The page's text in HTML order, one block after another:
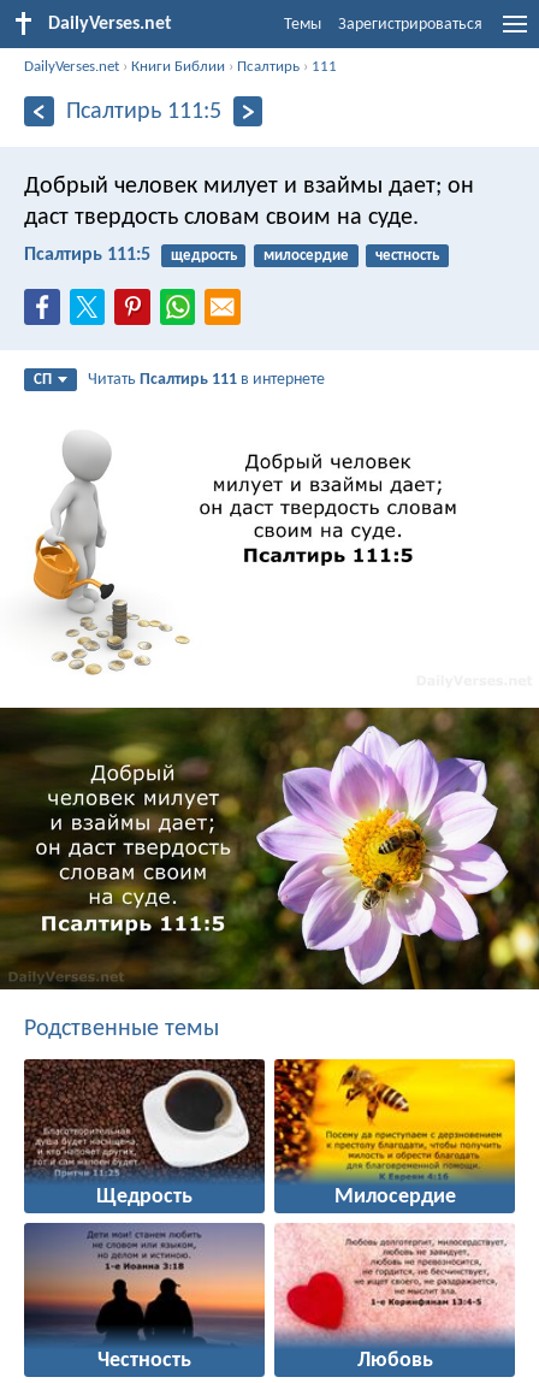
DailyVerses.net Темы Зарегистрироваться
DailyVerses.net ›Книги Библии › Псалтирь › 111
Псалтирь 111:5
Добрый человек милует и взаймы дает; он
даст твердость словам своим на суде.
Псалтирь 111:5 щедрость милосердие честность
СП ЧитатьПсалтирь 111 в интернете
Родственные темы
Щедрость Милосердие
Честность Любовь